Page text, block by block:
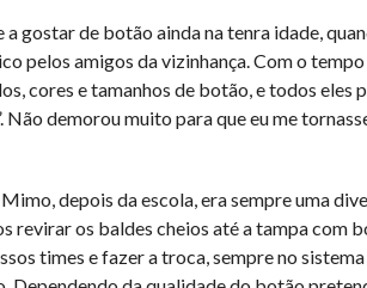
a gostar de botão ainda na tenra idade,
pelos amigos da vizinhança. Com o
cores e tamanhos de botão, e todos eles
Não demorou muito para que eu me
depois da escola, era sempre uma
revirar os baldes cheios até a tampa com
times e fazer a troca, sempre no sistema